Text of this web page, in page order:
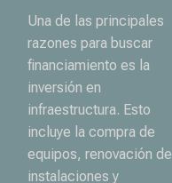
Una de las principales
razones para buscar
financiamiento es la
inversión en
infraestructura. Esto
incluye la compra de
equipos, renovación de
instalaciones y